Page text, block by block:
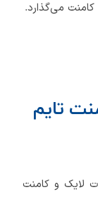
کامنت می‌گذارد.
تایم
لایک و کامنت